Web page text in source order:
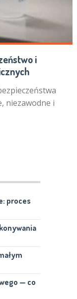
i
niezawodne i
proces
— co